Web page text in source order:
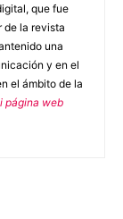
que fue
de la revista
una
y en el
el ámbito de la
página web